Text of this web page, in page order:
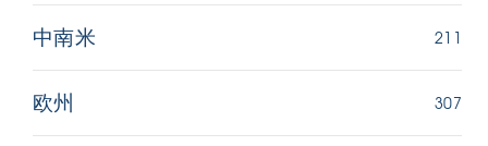
中南米 211
欧州 307